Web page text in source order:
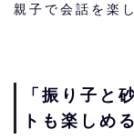
親子で会話を楽
「振り子と
トも楽しめる